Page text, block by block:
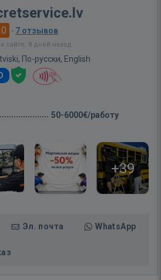
· 7 отзывов
сайте: 8 дней назад
По-русски, English
50-6000€/работу
+39
Эл. почта WhatsApp